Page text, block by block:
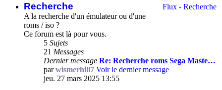
Flux - Recherche
Recherche
A la recherche d'un émulateur ou d'une
roms / iso ?
Ce forum est là pour vous.
5 Sujets
21 Messages
Dernier message Re: Recherche roms Sega Maste…
parwismerhill7 Voir le dernier message
jeu. 27 mars 2025 13:55